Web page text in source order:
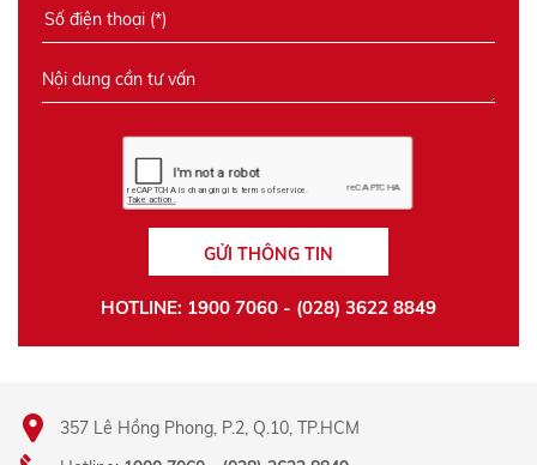
GỬI THÔNG TIN
HOTLINE: 1900 7060 - (028) 3622 8849
357 Lê Hồng Phong, P.2, Q.10, TP.HCM